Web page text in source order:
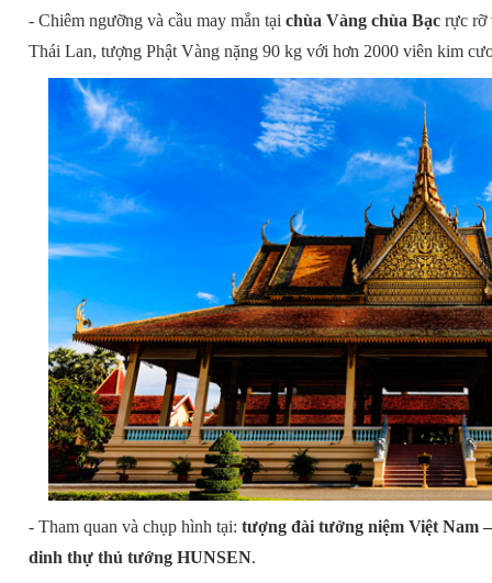
- Chiêm ngưỡng và cầu may mắn tại chùa Vàng chùa Bạc rực rỡ
Thái Lan, tượng Phật Vàng nặng 90 kg với hơn 2000 viên kim
- Tham quan và chụp hình tại: tượng đài tưởng niệm Việt Nam
dinh thự thủ tướng HUNSEN.